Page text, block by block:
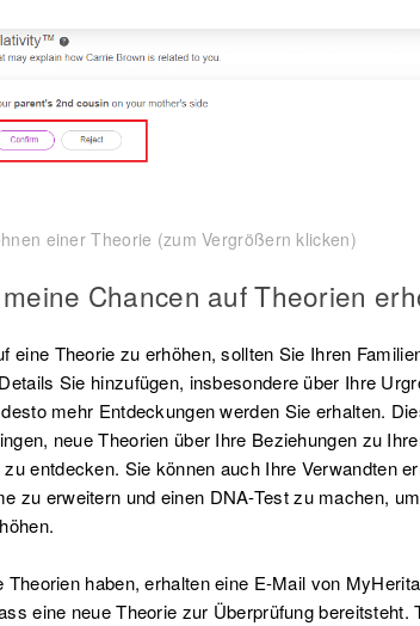
einer Theorie (zum Vergrößern klicken)
Chancen auf Theorien
eine Theorie zu erhöhen, sollten Sie Ihren
Sie hinzufügen, insbesondere über Ihre
mehr Entdeckungen werden Sie erhalten.
neue Theorien über Ihre Beziehungen zu
entdecken. Sie können auch Ihre Verwandten
zu erweitern und einen DNA-Test zu machen,
Theorien haben, erhalten eine E-Mail von
eine neue Theorie zur Überprüfung bereitsteht.